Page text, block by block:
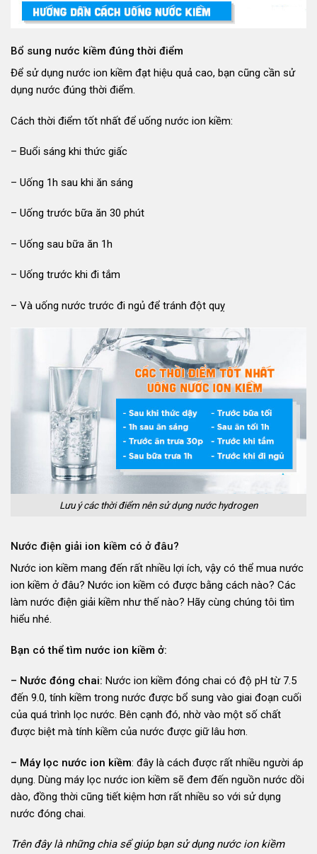
Bổ sung nước kiềm đúng thời điểm
Để sử dụng nước ion kiềm đạt hiệu quả cao, bạn cũng cần sử
dụng nước đúng thời điểm.
Cách thời điểm tốt nhất để uống nước ion kiềm:
– Buổi sáng khi thức giấc
– Uống 1h sau khi ăn sáng
– Uống trước bữa ăn 30 phút
– Uống sau bữa ăn 1h
– Uống trước khi đi tắm
– Và uống nước trước đi ngủ để tránh đột quỵ
Lưu ý các thời điểm nên sử dụng nước hydrogen
Nước điện giải ion kiềm có ở đâu?
Nước ion kiềm mang đến rất nhiều lợi ích, vậy có thể mua nước
ion kiềm ở đâu? Nước ion kiềm có được bằng cách nào? Các
làm nước điện giải kiềm như thế nào? Hãy cùng chúng tôi tìm
hiểu nhé.
Bạn có thể tìm nước ion kiềm ở:
– Nước đóng chai: Nước ion kiềm đóng chai có độ pH từ 7.5
đến 9.0, tính kiềm trong nước được bổ sung vào giai đoạn cuối
của quá trình lọc nước. Bên cạnh đó, nhờ vào một số chất
được biệt mà tính kiềm của nước được giữ lâu hơn.
– Máy lọc nước ion kiềm: đây là cách được rất nhiều người áp
dụng. Dùng máy lọc nước ion kiềm sẽ đem đến nguồn nước dồi
dào, đồng thời cũng tiết kiệm hơn rất nhiều so với sử dụng
nước đóng chai.
Trên đây là những chia sể giúp bạn sử dụng nước ion kiềm